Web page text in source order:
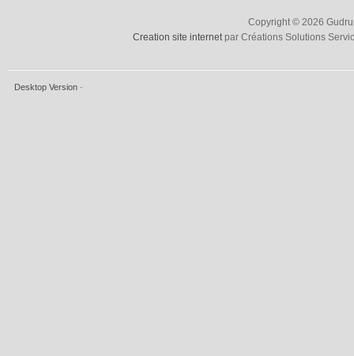
Copyright © 2026
Creation site internetpar Créations Solutions
Desktop Version -